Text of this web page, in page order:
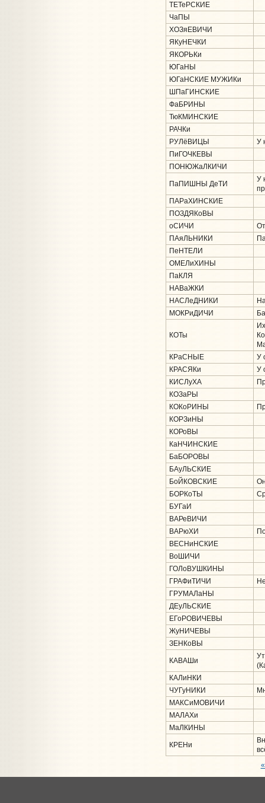
ТЕТеРСКИЕ
ЧаПЫ
ХОЗяЕВИЧИ
ЯКуНЕЧКИ
ЯКОРЬКи
ЮГаНЫ
ЮГаНСКИЕ МУЖИКи
ШПаГИНСКИЕ
ФаБРИНЫ
ТюКМИНСКИЕ
РАЧКи
РУЛёВИЦЫ
У
ПиГОЧКЕВЫ
ПОНЮЖаЛКИЧИ
ПаПИШНЫ ДеТИ
У
ПАРаХИНСКИЕ
ПОЗДЯКоВЫ
оСИЧИ
ПАяЛЬНИКИ
ПеНТЕЛИ
ОМЕЛиХИНЫ
ПаКЛЯ
НАВаЖКИ
НАСЛеДНИКИ
МОКРиДИЧИ
КОТы
КРаСНЫЕ
У
КРАСЯКи
У
КИСЛуХА
КОЗаРЫ
КОКоРИНЫ
КОРЗиНЫ
КОРоВЫ
КаНЧИНСКИЕ
БаБОРОВЫ
БАуЛЬСКИЕ
БоЙКОВСКИЕ
БОРКоТЫ
БУГаИ
ВАРеВИЧИ
ВАРюХИ
ВЕСНиНСКИЕ
ВоШИЧИ
ГОЛоВУШКИНЫ
ГРАФиТИЧИ
ГРУМАЛаНЫ
ДЕуЛЬСКИЕ
ЕГоРОВИЧЕВЫ
ЖуНИЧЕВЫ
ЗЕНКоВЫ
КАВАШи
КАЛиНКИ
ЧУГуНИКИ
МАКСиМОВИЧИ
МАЛАХи
МаЛКИНЫ
КРЕНи